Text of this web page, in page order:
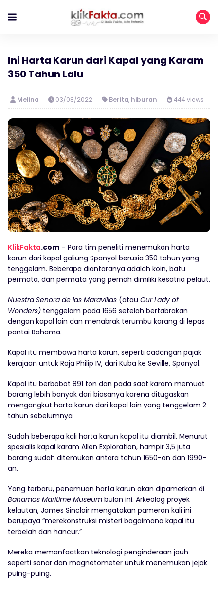
Ini Harta Karun dari Kapal yang Karam
350 Tahun Lalu
Melina 03/08/2022 Berita, hiburan 444 views
KlikFakta.com – Para tim peneliti menemukan harta
karun dari kapal galiung Spanyol berusia 350 tahun yang
tenggelam. Beberapa diantaranya adalah koin, batu
permata, dan permata yang pernah dimiliki kesatria pelaut.
Nuestra Senora de las Maravillas (atau Our Lady of
Wonders) tenggelam pada 1656 setelah bertabrakan
dengan kapal lain dan menabrak terumbu karang di lepas
pantai Bahama.
Kapal itu membawa harta karun, seperti cadangan pajak
kerajaan untuk Raja Philip IV, dari Kuba ke Seville, Spanyol.
Kapal itu berbobot 891 ton dan pada saat karam memuat
barang lebih banyak dari biasanya karena ditugaskan
mengangkut harta karun dari kapal lain yang tenggelam 2
tahun sebelumnya.
Sudah beberapa kali harta karun kapal itu diambil. Menurut
spesialis kapal karam Allen Exploration, hampir 3,5 juta
barang sudah ditemukan antara tahun 1650-an dan 1990-
an.
Yang terbaru, penemuan harta karun akan dipamerkan di
Bahamas Maritime Museum bulan ini. Arkeolog proyek
kelautan, James Sinclair mengatakan pameran kali ini
berupaya “merekonstruksi misteri bagaimana kapal itu
terbelah dan hancur.”
Mereka memanfaatkan teknologi penginderaan jauh
seperti sonar dan magnetometer untuk menemukan jejak
puing-puing.